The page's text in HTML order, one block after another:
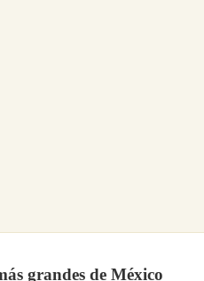
grandes de México